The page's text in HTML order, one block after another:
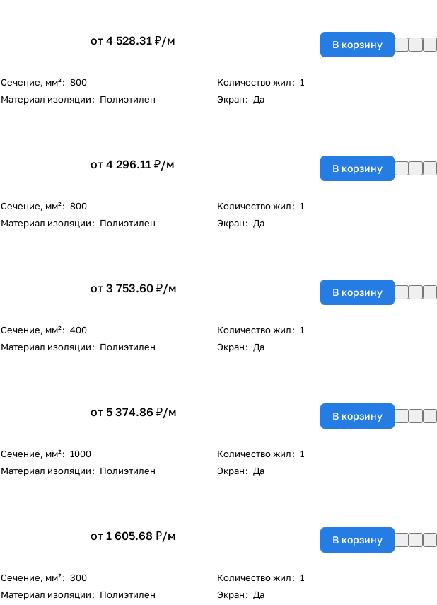
от 4 528.31 ₽/м В корзину
Сечение, мм²: 800 Количество жил: 1
Материал изоляции: Полиэтилен Экран: Да
от 4 296.11 ₽/м В корзину
Сечение, мм²: 800 Количество жил: 1
Материал изоляции: Полиэтилен Экран: Да
от 3 753.60 ₽/м В корзину
Сечение, мм²: 400 Количество жил: 1
Материал изоляции: Полиэтилен Экран: Да
от 5 374.86 ₽/м В корзину
Сечение, мм²: 1000 Количество жил: 1
Материал изоляции: Полиэтилен Экран: Да
от 1 605.68 ₽/м В корзину
Сечение, мм²: 300 Количество жил: 1
Материал изоляции: Полиэтилен Экран: Да